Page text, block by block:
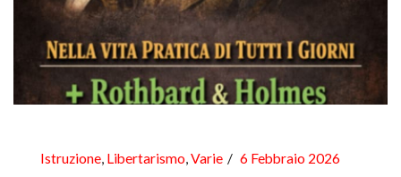
Istruzione, Libertarismo,Varie 6 Febbraio 2026